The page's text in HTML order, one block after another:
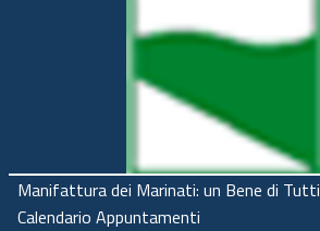
Regione Emilia-Romagna Partecipazione
Manifattura dei Marinati: un Bene di Tutti
Calendario Appuntamenti